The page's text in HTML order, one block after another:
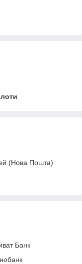
(Нова Пошта)
Банк